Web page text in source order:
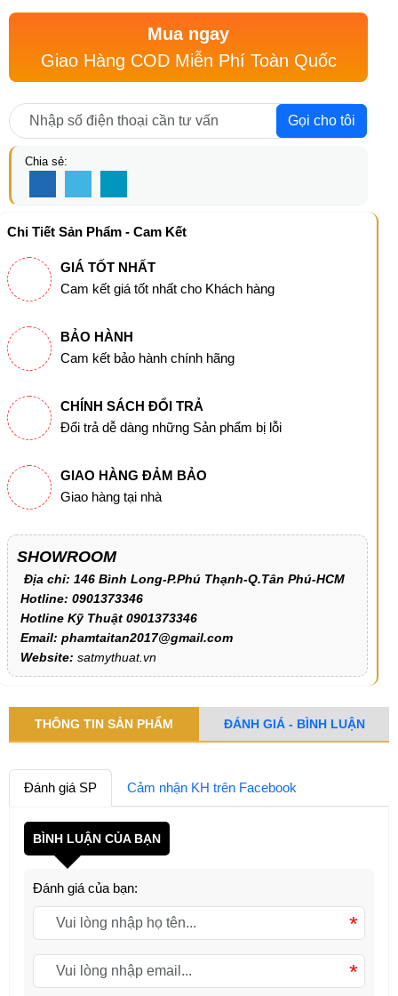
Mua ngay
Giao Hàng COD Miễn Phí Toàn Quốc
Gọi cho tôi
Chia sẻ:
Chi Tiết Sản Phẩm - Cam Kết
GIÁ TỐT NHẤT
Cam kết giá tốt nhất cho Khách hàng
BẢO HÀNH
Cam kết bảo hành chính hãng
CHÍNH SÁCH ĐỔI TRẢ
Đổi trả dễ dàng những Sản phẩm bị lỗi
GIAO HÀNG ĐẢM BẢO
Giao hàng tại nhà
SHOWROOM
Địa chỉ: 146 Bình Long-P.Phú Thạnh-Q.Tân Phú-HCM
Hotline: 0901373346
Hotline Kỹ Thuật 0901373346
Email: phamtaitan2017@gmail.com
Website: satmythuat.vn
THÔNG TIN SẢN PHẨM ĐÁNH GIÁ - BÌNH LUẬN
Đánh giá SP Cảm nhận KH trên Facebook
BÌNH LUẬN CỦA BẠN
Đánh giá của bạn:
*
*